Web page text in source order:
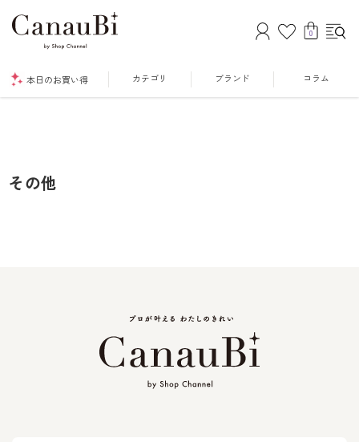
0
本日のお買い得 カテゴリ ブランド コラム
その他